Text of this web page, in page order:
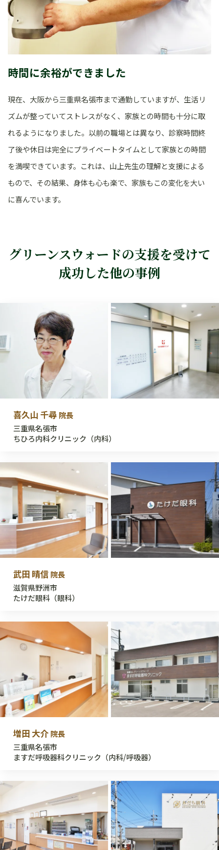
時間に余裕ができました
現在、大阪から三重県名張市まで通勤していますが、生活リ
ズムが整っていてストレスがなく、家族との時間も十分に取
れるようになりました。以前の職場とは異なり、診察時間終
了後や休日は完全にプライベートタイムとして家族との時間
を満喫できています。これは、山上先生の理解と支援による
もので、その結果、身体も心も楽で、家族もこの変化を大い
に喜んでいます。
グリーンスウォードの支援を受けて
成功した他の事例
喜久山 千尋 院長
三重県名張市
ちひろ内科クリニック（内科）
武田 晴信 院長
滋賀県野洲市
たけだ眼科（眼科）
増田 大介 院長
三重県名張市
ますだ呼吸器科クリニック（内科/呼吸器）